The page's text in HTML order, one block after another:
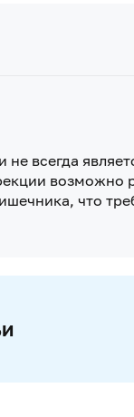
всегда
возможно
что